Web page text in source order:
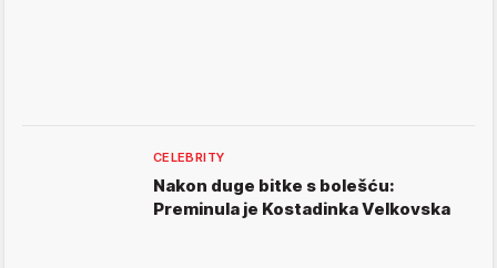
CELEBRITY
Nakon duge bitke s bolešću:
Preminula je Kostadinka Velkovska